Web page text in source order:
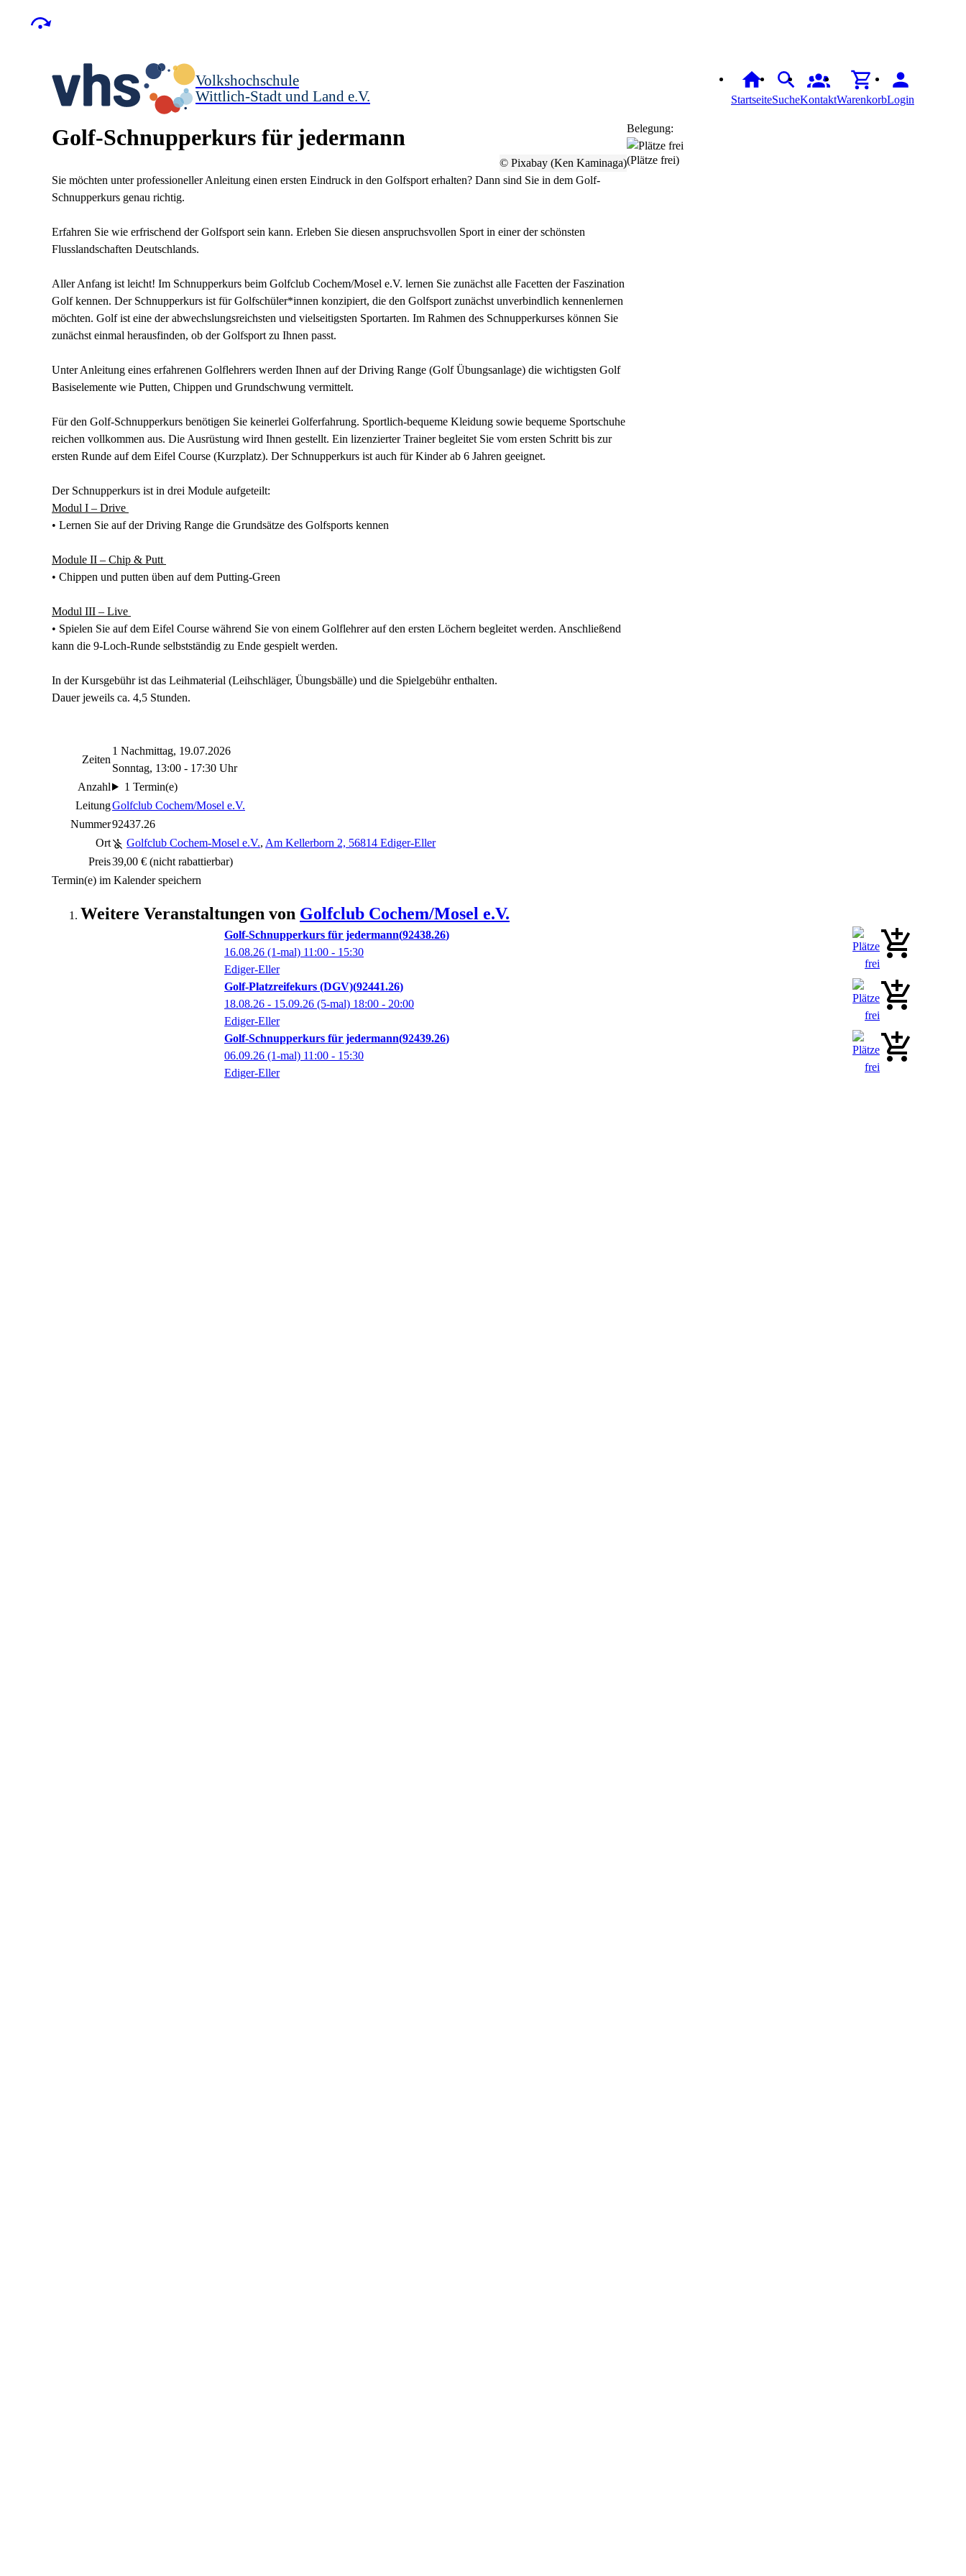
Volkshochschule
Wittlich-Stadt und Land e.V.
StartseiteSucheKontaktWarenkorbLogin
Golf-Schnupperkurs für jedermann
© Pixabay (Ken Kaminaga)
Sie möchten unter professioneller Anleitung einen ersten Eindruck in den Golfsport erhalten? Dann sind Sie in dem Golf-
Schnupperkurs genau richtig.
Erfahren Sie wie erfrischend der Golfsport sein kann. Erleben Sie diesen anspruchsvollen Sport in einer der schönsten
Flusslandschaften Deutschlands.
Aller Anfang ist leicht! Im Schnupperkurs beim Golfclub Cochem/Mosel e.V. lernen Sie zunächst alle Facetten der Faszination
Golf kennen. Der Schnupperkurs ist für Golfschüler*innen konzipiert, die den Golfsport zunächst unverbindlich kennenlernen
möchten. Golf ist eine der abwechslungsreichsten und vielseitigsten Sportarten. Im Rahmen des Schnupperkurses können Sie
zunächst einmal herausfinden, ob der Golfsport zu Ihnen passt.
Unter Anleitung eines erfahrenen Golflehrers werden Ihnen auf der Driving Range (Golf Übungsanlage) die wichtigsten Golf
Basiselemente wie Putten, Chippen und Grundschwung vermittelt.
Für den Golf-Schnupperkurs benötigen Sie keinerlei Golferfahrung. Sportlich-bequeme Kleidung sowie bequeme Sportschuhe
reichen vollkommen aus. Die Ausrüstung wird Ihnen gestellt. Ein lizenzierter Trainer begleitet Sie vom ersten Schritt bis zur
ersten Runde auf dem Eifel Course (Kurzplatz). Der Schnupperkurs ist auch für Kinder ab 6 Jahren geeignet.
Der Schnupperkurs ist in drei Module aufgeteilt:
Modul I – Drive
• Lernen Sie auf der Driving Range die Grundsätze des Golfsports kennen
Module II – Chip & Putt
• Chippen und putten üben auf dem Putting-Green
Modul III – Live
• Spielen Sie auf dem Eifel Course während Sie von einem Golflehrer auf den ersten Löchern begleitet werden. Anschließend
kann die 9-Loch-Runde selbstständig zu Ende gespielt werden.
In der Kursgebühr ist das Leihmaterial (Leihschläger, Übungsbälle) und die Spielgebühr enthalten.
Dauer jeweils ca. 4,5 Stunden.
Zeiten
1 Nachmittag, 19.07.2026
Sonntag, 13:00 - 17:30 Uhr
Anzahl
1 Termin(e)
LeitungGolfclub Cochem/Mosel e.V.
Nummer92437.26
Ort
Golfclub Cochem-Mosel e.V., Am Kellerborn 2, 56814 Ediger-Eller
Preis39,00 € (nicht rabattierbar)
Belegung:
(Plätze frei)
Termin(e) im Kalender speichern
Weitere Veranstaltungen von Golfclub Cochem/Mosel e.V.
Golf-Schnupperkurs für jedermann 92438.26
16.08.26 (1-mal) 11:00 - 15:30
Ediger-Eller
Golf-Platzreifekurs (DGV) 92441.26
18.08.26 - 15.09.26 (5-mal) 18:00 - 20:00
Ediger-Eller
Golf-Schnupperkurs für jedermann 92439.26
06.09.26 (1-mal) 11:00 - 15:30
Ediger-Eller